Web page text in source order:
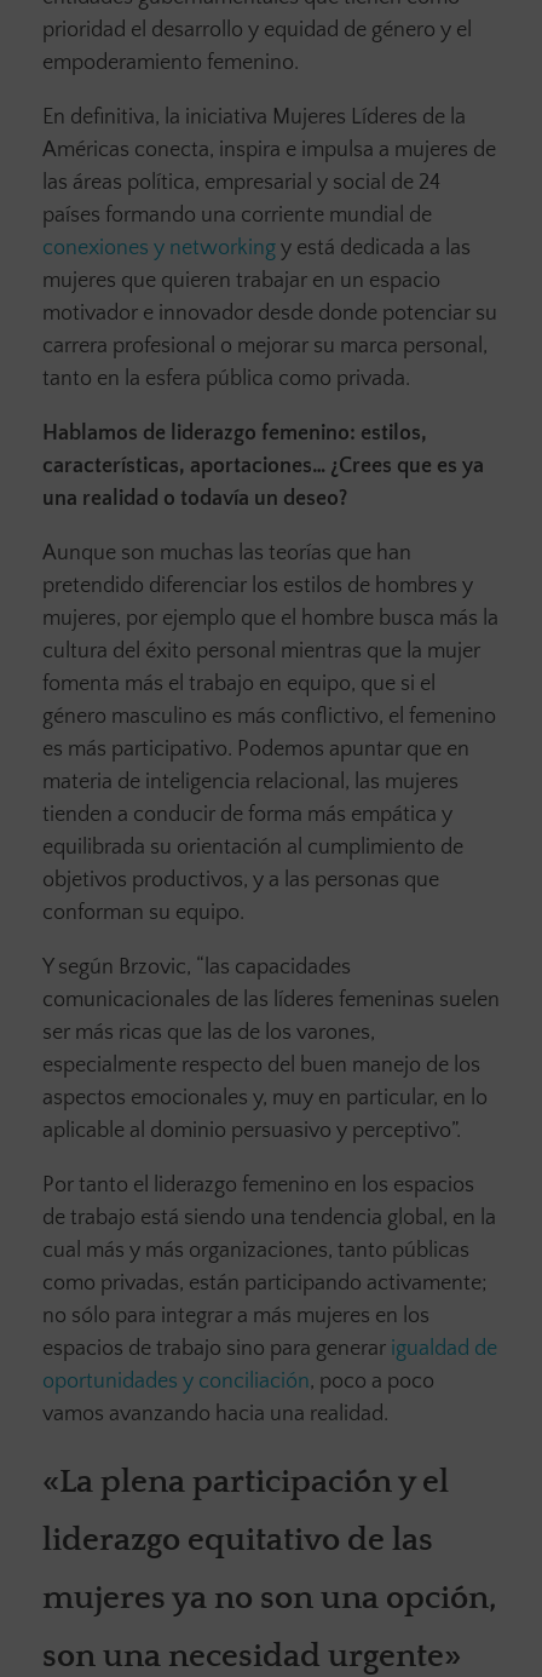
prioridad el desarrollo y equidad de género y el
empoderamiento femenino.
En definitiva, la iniciativa Mujeres Líderes de la
Américas conecta, inspira e impulsa a mujeres de
las áreas política, empresarial y social de 24
países formando una corriente mundial de
conexiones y networking y está dedicada a las
mujeres que quieren trabajar en un espacio
motivador e innovador desde donde potenciar su
carrera profesional o mejorar su marca personal,
tanto en la esfera pública como privada.
Hablamos de liderazgo femenino: estilos,
características, aportaciones… ¿Crees que es ya
una realidad o todavía un deseo?
Aunque son muchas las teorías que han
pretendido diferenciar los estilos de hombres y
mujeres, por ejemplo que el hombre busca más la
cultura del éxito personal mientras que la mujer
fomenta más el trabajo en equipo, que si el
género masculino es más conflictivo, el femenino
es más participativo. Podemos apuntar que en
materia de inteligencia relacional, las mujeres
tienden a conducir de forma más empática y
equilibrada su orientación al cumplimiento de
objetivos productivos, y a las personas que
conforman su equipo.
Y según Brzovic, “las capacidades
comunicacionales de las líderes femeninas suelen
ser más ricas que las de los varones,
especialmente respecto del buen manejo de los
aspectos emocionales y, muy en particular, en lo
aplicable al dominio persuasivo y perceptivo”.
Por tanto el liderazgo femenino en los espacios
de trabajo está siendo una tendencia global, en la
cual más y más organizaciones, tanto públicas
como privadas, están participando activamente;
no sólo para integrar a más mujeres en los
espacios de trabajo sino para generar igualdad de
oportunidades y conciliación, poco a poco
vamos avanzando hacia una realidad.
«La plena participación y el
liderazgo equitativo de las
mujeres ya no son una opción,
son una necesidad urgente»